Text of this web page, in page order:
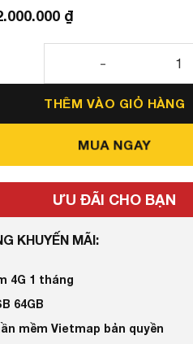
₫
ZX10 Camera 360 Bản Cao
THÊM VÀO GIỎ HÀNG
MUA NGAY
ƯU ĐÃI CHO BẠN
KHUYẾN MÃI:
4G 1 tháng
64GB
mềm Vietmap bản quyền